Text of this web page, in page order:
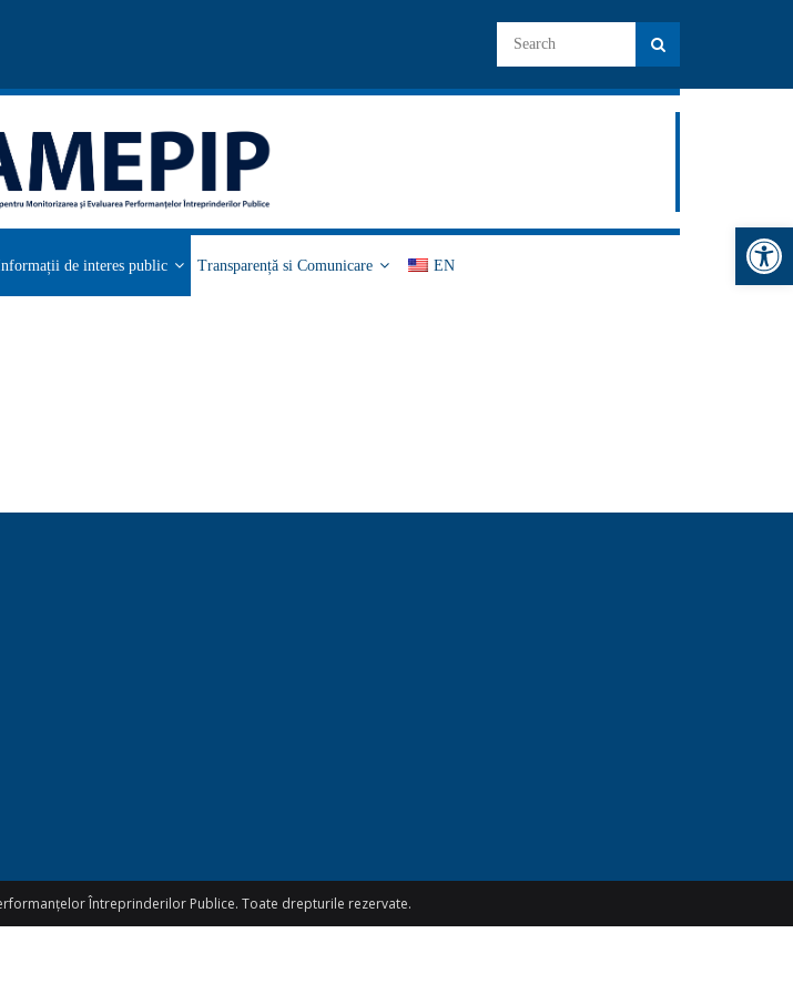
Deschide bara de unelte
de interes public Transparență si Comunicare EN
Întreprinderilor Publice. Toate drepturile rezervate.